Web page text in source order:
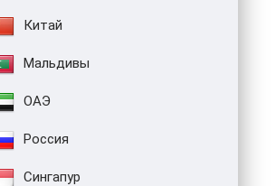
Китай
Мальдивы
ОАЭ
Россия
Сингапур